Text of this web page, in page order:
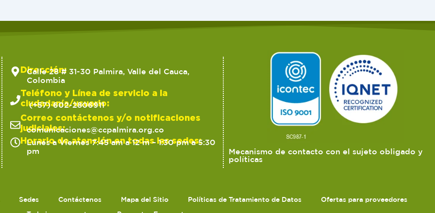
Dirección:
Calle 28 # 31-30 Palmira, Valle del Cauca,
Colombia
Teléfono y Línea de servicio a la
ciudadanía/usuario:
(+57) 602-2806911
Correo contáctenos y/o notificaciones
judiciales:
comunicaciones@ccpalmira.org.co
Horario de atención en todas las sedes:
Lunes a Viernes 7:45 am a 12 m – 1:30 pm a 5:30
pm
Mecanismo de contacto con el sujeto obligado y
políticas
Sedes Contáctenos Mapa del Sitio Políticas de Tratamiento de Datos
Ofertas para proveedores